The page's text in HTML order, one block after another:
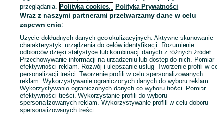
1043055155 Wyświetlenia:
Zadzwoń / SMS
przeglądania. Polityka cookies, Polityka Prywatności
Wraz z naszymi partnerami przetwarzamy dane w celu
zapewnienia:
Użycie dokładnych danych geolokalizacyjnych. Aktywne skanowanie
charakterystyki urządzenia do celów identyfikacji. Rozumienie
odbiorców dzięki statystyce lub kombinacji danych z różnych źródeł.
Przechowywanie informacji na urządzeniu lub dostęp do nich. Pomiar
efektywności reklam. Rozwój i ulepszanie usług. Tworzenie profili w
personalizacji treści. Tworzenie profili w celu spersonalizowanych
reklam. Wykorzystywanie ograniczonych danych do wyboru reklam.
Wykorzystywanie ograniczonych danych do wyboru treści. Pomiar
efektywności treści. Wykorzystanie profili do wyboru
spersonalizowanych reklam. Wykorzystywanie profili w celu doboru
spersonalizowanych treści.